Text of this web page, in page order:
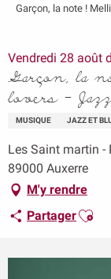
Garçon, la note !
Vendredi 28 août
Garçon, la
lovers -
MUSIQUE JAZZ ET
Les Saint martin -
89000 Auxerre
M'y rendre
Partager